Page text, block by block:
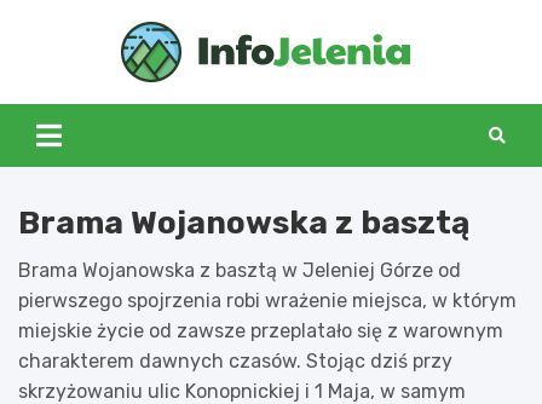
Brama Wojanowska z basztą
Brama Wojanowska z basztą w Jeleniej Górze od
pierwszego spojrzenia robi wrażenie miejsca, w którym
miejskie życie od zawsze przeplatało się z warownym
charakterem dawnych czasów. Stojąc dziś przy
skrzyżowaniu ulic Konopnickiej i 1 Maja, w samym